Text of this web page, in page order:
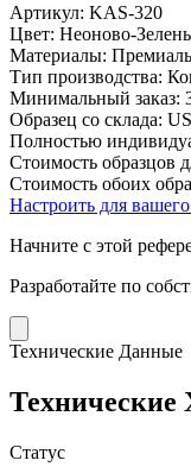
Артикул: KAS-320
Цвет: Неоново-
Материалы:
Тип производства:
Минимальный заказ:
Образец со склада:
Полностью
Стоимость образцов
Стоимость обоих
Настроить для
Начните с этой
Разработайте по
Технические Данные
Технические
Статус